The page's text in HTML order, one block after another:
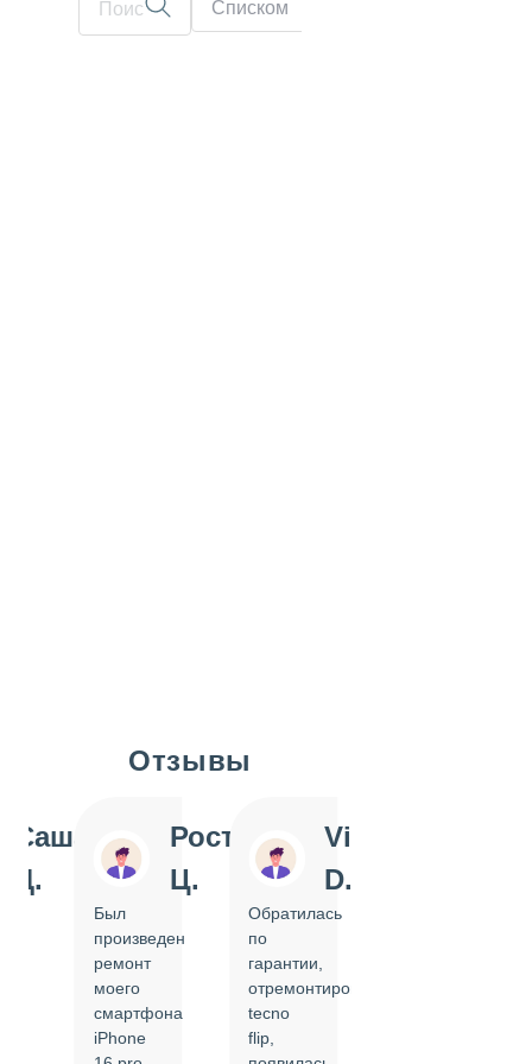
Списком
Отзывы
Саша
Д.
Ростислав
Ц.
Был
произведен
ремонт
моего
смартфона
iPhone
Vi
D.
Обратилась
по
гарантии,
отремонтировать
tecno
flip,